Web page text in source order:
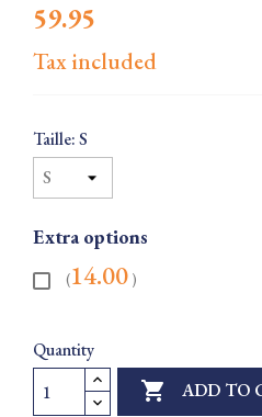
59.95
Tax included
Taille: S
Extra options
(14.00 )
Quantity
 ADD TO